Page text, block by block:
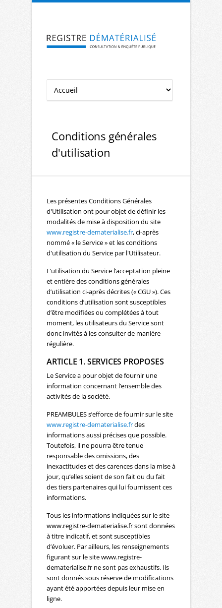
Aller à la navigation Aller au contenu
Conditions générales
d'utilisation
Les présentes Conditions Générales
d'Utilisation ont pour objet de définir les
modalités de mise à disposition du site
www.registre-dematerialise.fr, ci-après
nommé « le Service » et les conditions
d'utilisation du Service par l'Utilisateur.
L’utilisation du Service l’acceptation pleine
et entière des conditions générales
d’utilisation ci-après décrites (« CGU »). Ces
conditions d’utilisation sont susceptibles
d’être modifiées ou complétées à tout
moment, les utilisateurs du Service sont
donc invités à les consulter de manière
régulière.
ARTICLE 1. SERVICES PROPOSES
Le Service a pour objet de fournir une
information concernant l’ensemble des
activités de la société.
PREAMBULES s’efforce de fournir sur le site
www.registre-dematerialise.frdes
informations aussi précises que possible.
Toutefois, il ne pourra être tenue
responsable des omissions, des
inexactitudes et des carences dans la mise à
jour, qu’elles soient de son fait ou du fait
des tiers partenaires qui lui fournissent ces
informations.
Tous les informations indiquées sur le site
www.registre-dematerialise.fr sont données
à titre indicatif, et sont susceptibles
d’évoluer. Par ailleurs, les renseignements
figurant sur le site www.registre-
dematerialise.fr ne sont pas exhaustifs. Ils
sont donnés sous réserve de modifications
ayant été apportées depuis leur mise en
ligne.